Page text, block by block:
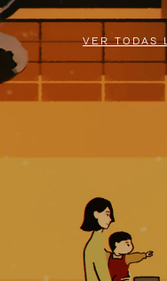
VER TODAS